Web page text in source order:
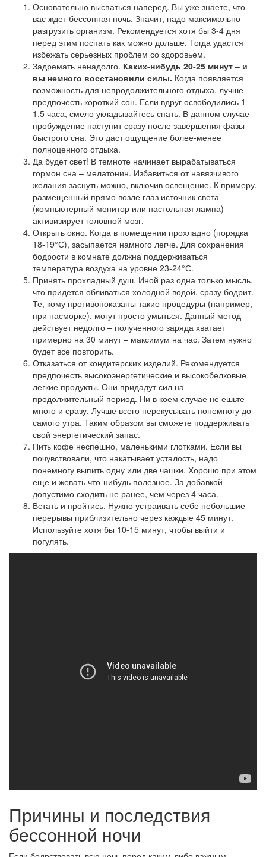
Основательно выспаться наперед. Вы уже знаете, что
вас ждет бессонная ночь. Значит, надо максимально
разгрузить организм. Рекомендуется хотя бы 3-4 дня
перед этим поспать как можно дольше. Тогда удастся
избежать серьезных проблем со здоровьем.
Задремать ненадолго. Каких-нибудь 20-25 минут – и
вы немного восстановили силы. Когда появляется
возможность для непродолжительного отдыха, лучше
предпочесть короткий сон. Если вдруг освободились 1-
1,5 часа, смело укладывайтесь спать. В данном случае
пробуждение наступит сразу после завершения фазы
быстрого сна. Это даст ощущение более-менее
полноценного отдыха.
Да будет свет! В темноте начинает вырабатываться
гормон сна – мелатонин. Избавиться от навязчивого
желания заснуть можно, включив освещение. К примеру,
размещенный прямо возле глаз источник света
(компьютерный монитор или настольная лампа)
активизирует головной мозг.
Открыть окно. Когда в помещении прохладно (порядка
18-19°С), засыпается намного легче. Для сохранения
бодрости в комнате должна поддерживаться
температура воздуха на уровне 23-24°С.
Принять прохладный душ. Иной раз одна только мысль,
что придется обливаться холодной водой, сразу бодрит.
Те, кому противопоказаны такие процедуры (например,
при насморке), могут просто умыться. Данный метод
действует недолго – полученного заряда хватает
примерно на 30 минут – максимум на час. Затем нужно
будет все повторить.
Отказаться от кондитерских изделий. Рекомендуется
предпочесть высокоэнергетические и высокобелковые
легкие продукты. Они придадут сил на
продолжительный период. Ни в коем случае не ешьте
много и сразу. Лучше всего перекусывать понемногу до
самого утра. Таким образом вы сможете поддерживать
свой энергетический запас.
Пить кофе неспешно, маленькими глотками. Если вы
почувствовали, что накатывает усталость, надо
понемногу выпить одну или две чашки. Хорошо при этом
еще и жевать что-нибудь полезное. За добавкой
допустимо сходить не ранее, чем через 4 часа.
Встать и пройтись. Нужно устраивать себе небольшие
перерывы приблизительно через каждые 45 минут.
Используйте хотя бы 10-15 минут, чтобы выйти и
погулять.
Причины и последствия
бессонной ночи